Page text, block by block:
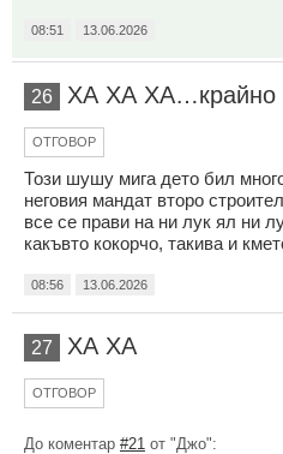
08:51 13.06.2026
26 ХА ХА ХА…крайно
ОТГОВОР
Този шушу мига дето бил
неговия мандат второ
все се прави на ни лук ял ни
какъвто кокорчо, такива и
08:56 13.06.2026
27 ХА ХА
ОТГОВОР
До коментар #21 от "Джо":